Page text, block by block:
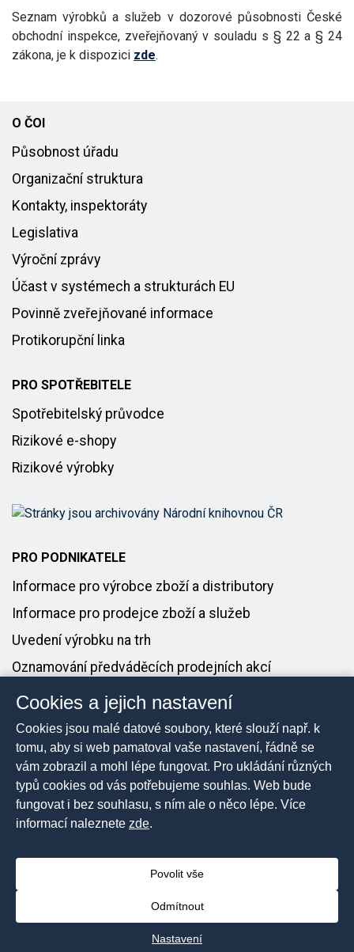
Seznam výrobků a služeb v dozorové působnosti České
obchodní inspekce, zveřejňovaný v souladu s § 22 a § 24
zákona, je k dispozici zde.
O ČOI
Působnost úřadu
Organizační struktura
Kontakty, inspektoráty
Legislativa
Výroční zprávy
Účast v systémech a strukturách EU
Povinně zveřejňované informace
Protikorupční linka
PRO SPOTŘEBITELE
Spotřebitelský průvodce
Rizikové e-shopy
Rizikové výrobky
PRO PODNIKATELE
Informace pro výrobce zboží a distributory
Informace pro prodejce zboží a služeb
Uvedení výrobku na trh
Oznamování předváděcích prodejních akcí
PRO MÉDIA
Tiskové zprávy
Kontakt pro média
vyhrazena
Mapa stránek
Cookies a jejich nastavení
Cookies jsou malé datové soubory, které slouží např. k
tomu, aby si web pamatoval vaše nastavení, řádně se
vám zobrazil a mohl lépe fungovat. Pro ukládání různých
typů cookies od vás potřebujeme souhlas. Web bude
fungovat i bez souhlasu, s ním ale o něco lépe. Více
informací naleznete zde.
Povolit vše
Odmítnout
Nastavení